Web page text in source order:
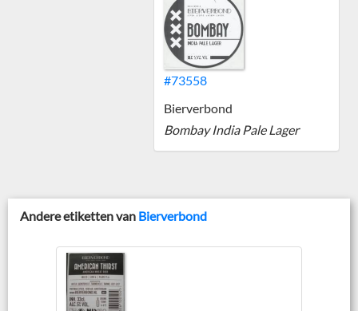
#73558
Bierverbond
Bombay India Pale Lager
Andere etiketten van Bierverbond